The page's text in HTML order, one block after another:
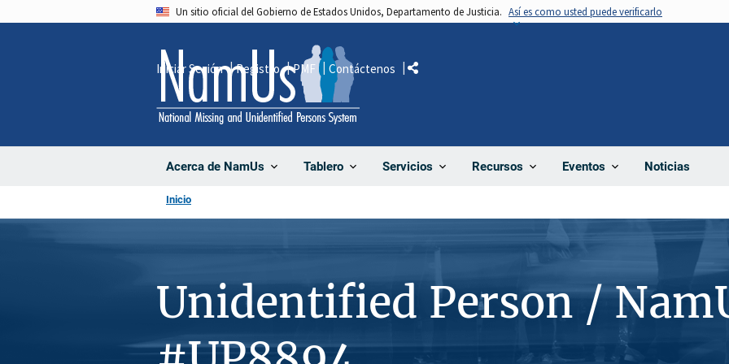
Un sitio oficial del Gobierno de Estados Unidos, Departamento de Justicia. Así es como usted puede verificarlo
Acerca de NamUs Tablero Servicios Recursos Eventos Noticias
Iniciar Sesión Registro PMF Contáctenos Comparte
Inicio
Unidentified Person /